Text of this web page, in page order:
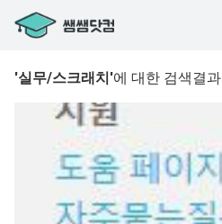
'실무/스크래치'에 대한 검색결과